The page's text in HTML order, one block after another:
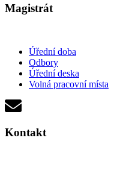
Magistrát
Úřední doba
Odbory
Úřední deska
Volná pracovní místa
Kontakt